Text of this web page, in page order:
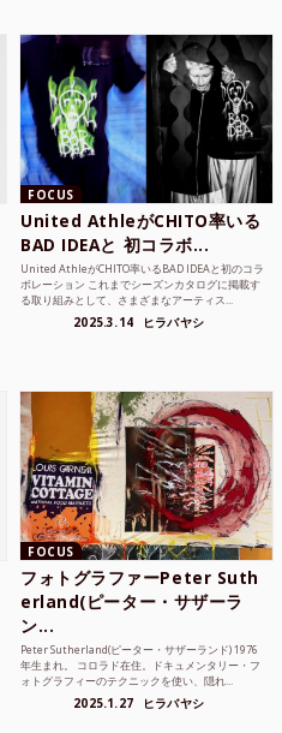
FOCUS
United AthleがCHITO率いる
BAD IDEAと 初コラボ...
United AthleがCHITO率いるBAD IDEAと初のコラ
ボレーション これまでシーズンカタログに掲載す
る取り組みとして、さまざまなアーティス...
2025.3.14 ヒラバヤシ
FOCUS
フォトグラファーPeter Suth
erland(ピーター・サザーラ
ン...
Peter Sutherland(ピーター・サザーランド) 1976
年生まれ。 コロラド在住。ドキュメンタリー・フ
ォトグラフィーのテクニックを使い、隠れ...
2025.1.27 ヒラバヤシ